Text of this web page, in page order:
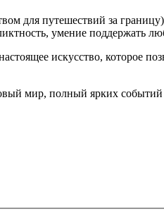
для путешествий за
умение поддержать
искусство, которое
мир, полный ярких